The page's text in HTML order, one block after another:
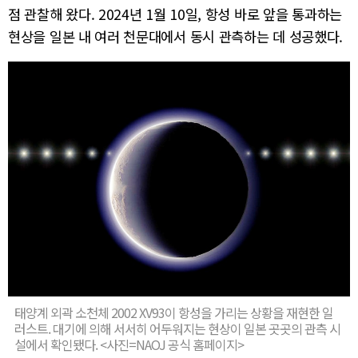
점 관찰해 왔다. 2024년 1월 10일, 항성 바로 앞을 통과하는
현상을 일본 내 여러 천문대에서 동시 관측하는 데 성공했다.
태양계 외곽 소천체 2002 XV93이 항성을 가리는 상황을 재현한 일
러스트. 대기에 의해 서서히 어두워지는 현상이 일본 곳곳의 관측 시
설에서 확인됐다. <사진=NAOJ 공식 홈페이지>